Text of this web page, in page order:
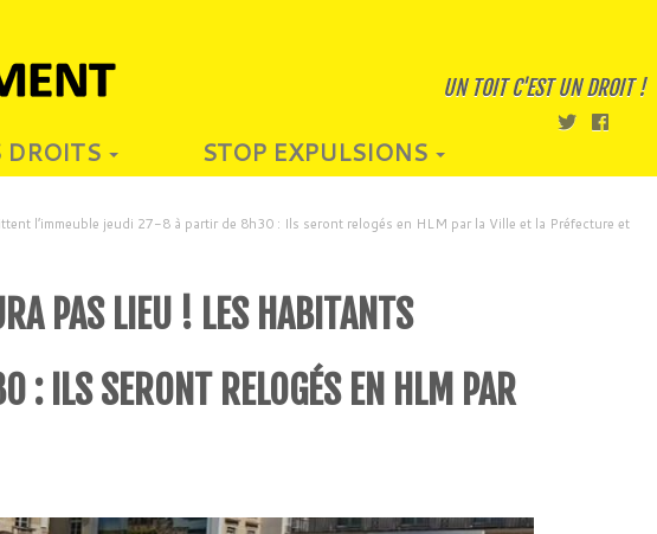
UN TOIT C'EST UN DROIT !
DROITS STOP EXPULSIONS
l’immeuble jeudi 27-8 à partir de 8h30 : Ils seront relogés en HLM par la Ville et la Préfecture et
PAS LIEU ! LES HABITANTS
: ILS SERONT RELOGÉS EN HLM PAR